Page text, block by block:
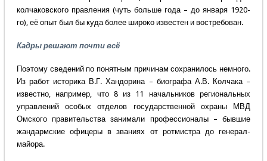
колчаковского правления (чуть больше года – до января 1920-
го), её опыт был бы куда более широко известен и востребован.
Кадры решают почти всё
Поэтому сведений по понятным причинам сохранилось немного.
Из работ историка В.Г. Хандорина – биографа А.В. Колчака –
известно, например, что 8 из 11 начальников региональных
управлений особых отделов государственной охраны МВД
Омского правительства занимали профессионалы – бывшие
жандармские офицеры в званиях от ротмистра до генерал-
майора.